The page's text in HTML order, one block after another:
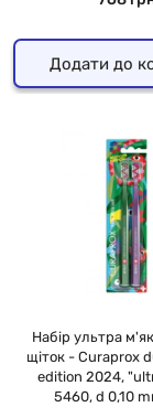
Додати до
Набір ультра
щіток - Curaprox
edition 2024,
5460, d 0,10